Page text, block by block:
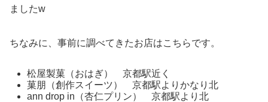
ましたw
ちなみに、事前に調べてきたお店はこちらです。
松屋製菓（おはぎ） 京都駅近く
菓朋（創作スイーツ） 京都駅よりかなり北
ann drop in（杏仁プリン） 京都駅より北